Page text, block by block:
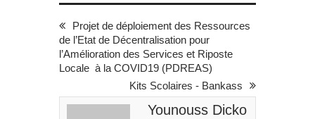
Projet de déploiement des Ressources
de l’Etat de Décentralisation pour
l’Amélioration des Services et Riposte
Locale à la COVID19 (PDREAS)
Kits Scolaires - Bankass
Younouss Dicko